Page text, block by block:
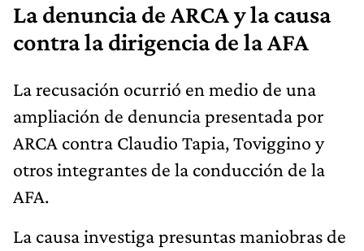
La denuncia de ARCA y la causa
contra la dirigencia de la AFA
La recusación ocurrió en medio de una
ampliación de denuncia presentada por
ARCA contra Claudio Tapia, Toviggino y
otros integrantes de la conducción de la
AFA.
La causa investiga presuntas maniobras de